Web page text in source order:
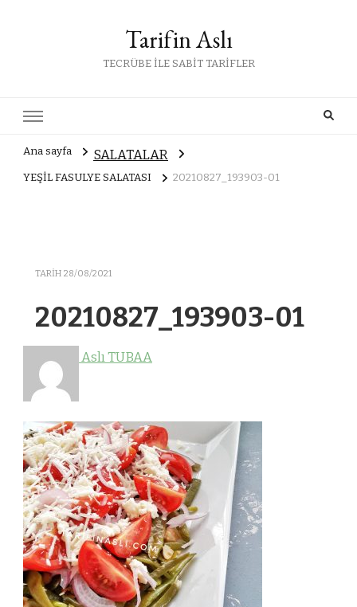
Tarifin Aslı
TECRÜBE İLE SABİT TARİFLER
Ana sayfa SALATALAR
YEŞİL FASULYE SALATASI 20210827_193903-01
TARIH 28/08/2021
20210827_193903-01
Aslı TUBAA